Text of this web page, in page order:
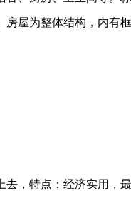
屋为整体结构，内
，特点：经济实用